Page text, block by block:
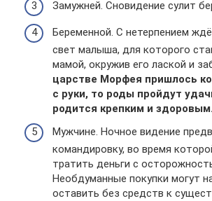
Замужней. Сновидение сулит
Беременной. С нетерпением
свет малыша, для которого
мамой, окружив его лаской и
царстве Морфея пришлось
с руки, то роды пройдут
родится крепким и здоровым.
Мужчине. Ночное видение
командировку, во время
тратить деньги с
Необдуманные покупки могут
оставить без средств к